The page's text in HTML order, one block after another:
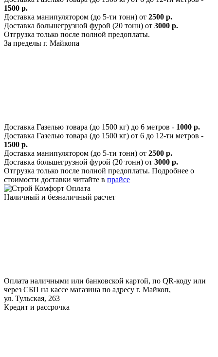
1500 р.
Доставка манипулятором (до 5-ти тонн) от 2500 р.
Доставка большегрузной фурой (20 тонн) от 3000 р.
Отгрузка только после полной предоплаты.
За пределы г. Майкопа
Доставка Газелью товара (до 1500 кг) до 6 метров - 1000 р.
Доставка Газелью товара (до 1500 кг) от 6 до 12-ти метров -
1500 р.
Доставка манипулятором (до 5-ти тонн) от 2500 р.
Доставка большегрузной фурой (20 тонн) от 3000 р.
Отгрузка только после полной предоплаты. Подробнее о
стоимости доставки читайте в прайсе
Оплата
Наличный и безналичный расчет
Оплата наличными или банковской картой, по QR-коду или
через СБП на кассе магазина по адресу г. Майкоп,
ул. Тульская, 263
Кредит и рассрочка